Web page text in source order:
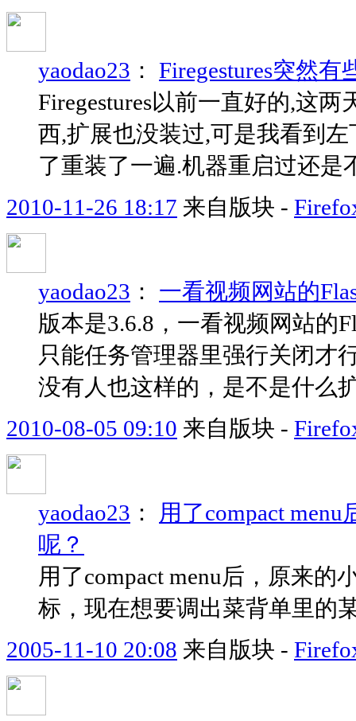
yaodao23 ： Firegestures突然
Firegestures以前一直好的,这
西,扩展也没装过,可是我看到左
了重装了一遍.机器重启过还是
2010-11-26 18:17 来自版块 -
yaodao23 ： 一看视频网站的
版本是3.6.8，一看视频网站的
只能任务管理器里强行关闭才
没有人也这样的，是不是什么
2010-08-05 09:10 来自版块 -
yaodao23 ： 用了compact
呢？
用了compact menu后，原来
标，现在想要调出菜背单里的
2005-11-10 20:08 来自版块 -